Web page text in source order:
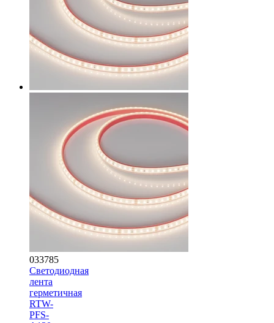
033785
Светодиодная
лента
герметичная
RTW-
PFS-